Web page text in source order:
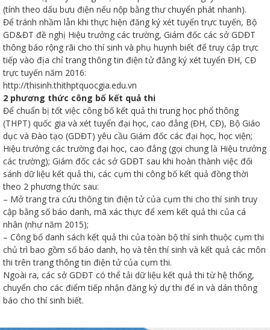
(tính theo dấu bưu điện nếu nộp bằng thư chuyển phát nhanh).
Để tránh nhầm lẫn khi thực hiện đăng ký xét tuyển trực tuyến, Bộ
GD&ĐT đề nghị Hiệu trưởng các trường, Giám đốc các sở GDĐT
thông báo rộng rãi cho thí sinh và phụ huynh biết để truy cập trực
tiếp vào địa chỉ trang thông tin điện tử đăng ký xét tuyển ĐH, CĐ
trực tuyến năm 2016:
http://thisinh.thithptquocgia.edu.vn
2 phương thức công bố kết quả thi
Để chuẩn bị tốt việc công bố kết quả thi trung học phổ thông
(THPT) quốc gia và xét tuyển đại học, cao đẳng (ĐH, CĐ), Bộ Giáo
dục và Đào tạo (GDĐT) yêu cầu Giám đốc các đại học, học viện;
Hiệu trưởng các trường đại học, cao đẳng (gọi chung là Hiệu trưởng
các trường); Giám đốc các sở GDĐT sau khi hoàn thành việc đối
sánh dữ liệu kết quả thi, các cụm thi công bố kết quả đồng thời
theo 2 phương thức sau:
– Mở trang tra cứu thông tin điện tử của cụm thi cho thí sinh truy
cập bằng số báo danh, mã xác thực để xem kết quả thi của cá
nhân (như năm 2015);
– Công bố danh sách kết quả thi của toàn bộ thí sinh thuộc cụm thi
chủ trì bao gồm số báo danh, họ và tên thí sinh và kết quả các môn
thi trên trang thông tin điện tử của cụm thi.
Ngoài ra, các sở GDĐT có thể tải dữ liệu kết quả thi từ hệ thống,
chuyển cho các điểm tiếp nhận đăng ký dự thi để in và dán thông
báo cho thí sinh biết.